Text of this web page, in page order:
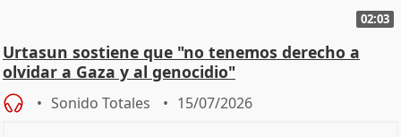
02:03
Urtasun sostiene que "no tenemos derecho a
olvidar a Gaza y al genocidio"
Sonido Totales 15/07/2026